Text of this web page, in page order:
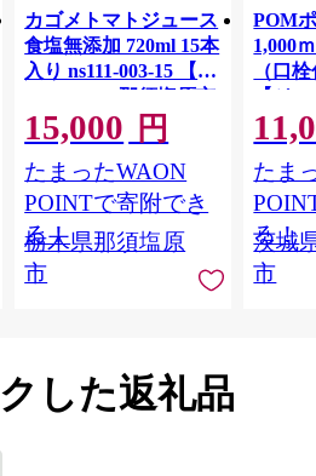
カゴメトマトジュース
食塩無添加 720ml 15本
入り ns111-003-15 【
KAGOME 那須塩原市
ギフト トマト 野菜 ジ
ュース 飲料 ドリンク
健康 GABA 血圧 コレ
ステロール】
15,000 円
たまったWAON
POINTで寄附でき
る！
栃木県那須塩原
市
POM
1,000
（口
【ジ
Ｍ 爽
ジ 果
ンス
ンド
庫 ド
入れし
アタイ
たま
る！
茨城
市
した返礼品